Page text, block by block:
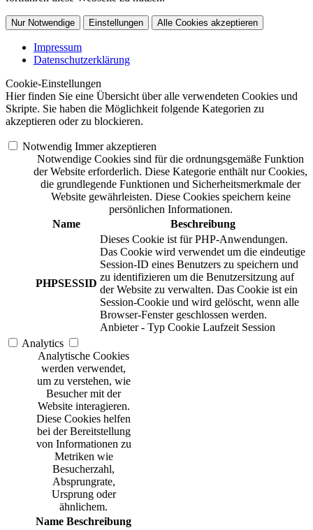
Nur Notwendige Einstellungen Alle Cookies akzeptieren
Impressum
Datenschutzerklärung
Cookie-Einstellungen
Hier finden Sie eine Übersicht über alle verwendeten Cookies und
Skripte. Sie haben die Möglichkeit folgende Kategorien zu
akzeptieren oder zu blockieren.
Notwendig Immer akzeptieren
Notwendige Cookies sind für die ordnungsgemäße Funktion
der Website erforderlich. Diese Kategorie enthält nur Cookies,
die grundlegende Funktionen und Sicherheitsmerkmale der
Website gewährleisten. Diese Cookies speichern keine
persönlichen Informationen.
Name
Beschreibung
PHPSESSID
Dieses Cookie ist für PHP-Anwendungen.
Das Cookie wird verwendet um die eindeutige
Session-ID eines Benutzers zu speichern und
zu identifizieren um die Benutzersitzung auf
der Website zu verwalten. Das Cookie ist ein
Session-Cookie und wird gelöscht, wenn alle
Browser-Fenster geschlossen werden.
Anbieter - Typ Cookie Laufzeit Session
Analytics
Analytische Cookies
werden verwendet,
um zu verstehen, wie
Besucher mit der
Website interagieren.
Diese Cookies helfen
bei der Bereitstellung
von Informationen zu
Metriken wie
Besucherzahl,
Absprungrate,
Ursprung oder
ähnlichem.
Name Beschreibung